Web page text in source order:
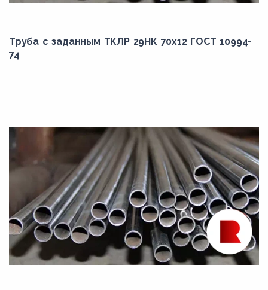
Труба с заданным ТКЛР 29НК 70x12 ГОСТ 10994-
74